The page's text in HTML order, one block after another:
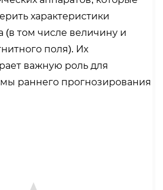
характеристики
(в том числе величину и
поля). Их
важную роль для
раннего прогнозирования